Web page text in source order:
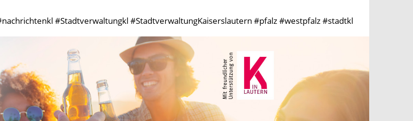
#Stadtverwaltungkl #StadtverwaltungKaiserslautern #pfalz #westpfalz #stadtkl